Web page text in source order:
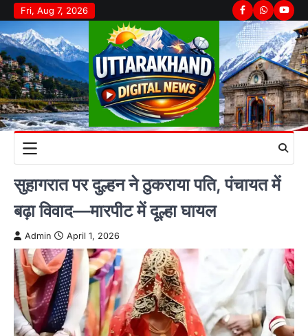
Skip
to
content
Fri, Aug 7, 2026 Facebook
Whatsapp
सुहागरात पर दुल्हन ने ठुकराया पति, पंचायत में
बढ़ा विवाद—मारपीट में दूल्हा घायल
Admin April 1, 2026